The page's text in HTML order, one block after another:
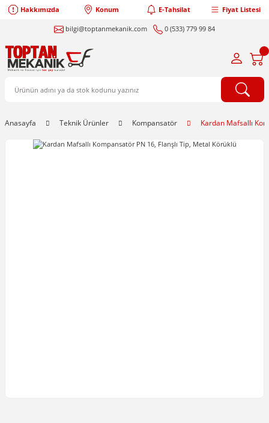
Hakkımızda Konum E-Tahsilat Fiyat Listesi
bilgi@toptanmekanik.com 0 (533) 779 99 84
Anasayfa Teknik Ürünler Kompansatör Kardan Mafsallı